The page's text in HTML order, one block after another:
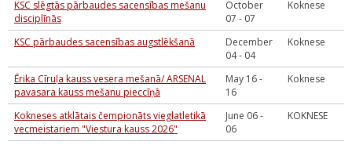
KSC slēgtās pārbaudes sacensības mešanu
disciplīnās
October
07 - 07
Koknese
KSC pārbaudes sacensības augstlēkšanā
December
04 - 04
Koknese
Ērika Cīruļa kauss vesera mešanā/ ARSENAL
pavasara kauss mešanu pieccīņā
May 16 -
16
Koknese
Kokneses atklātais čempionāts vieglatletikā
vecmeistariem "Viestura kauss 2026"
June 06 -
06
KOKNESE